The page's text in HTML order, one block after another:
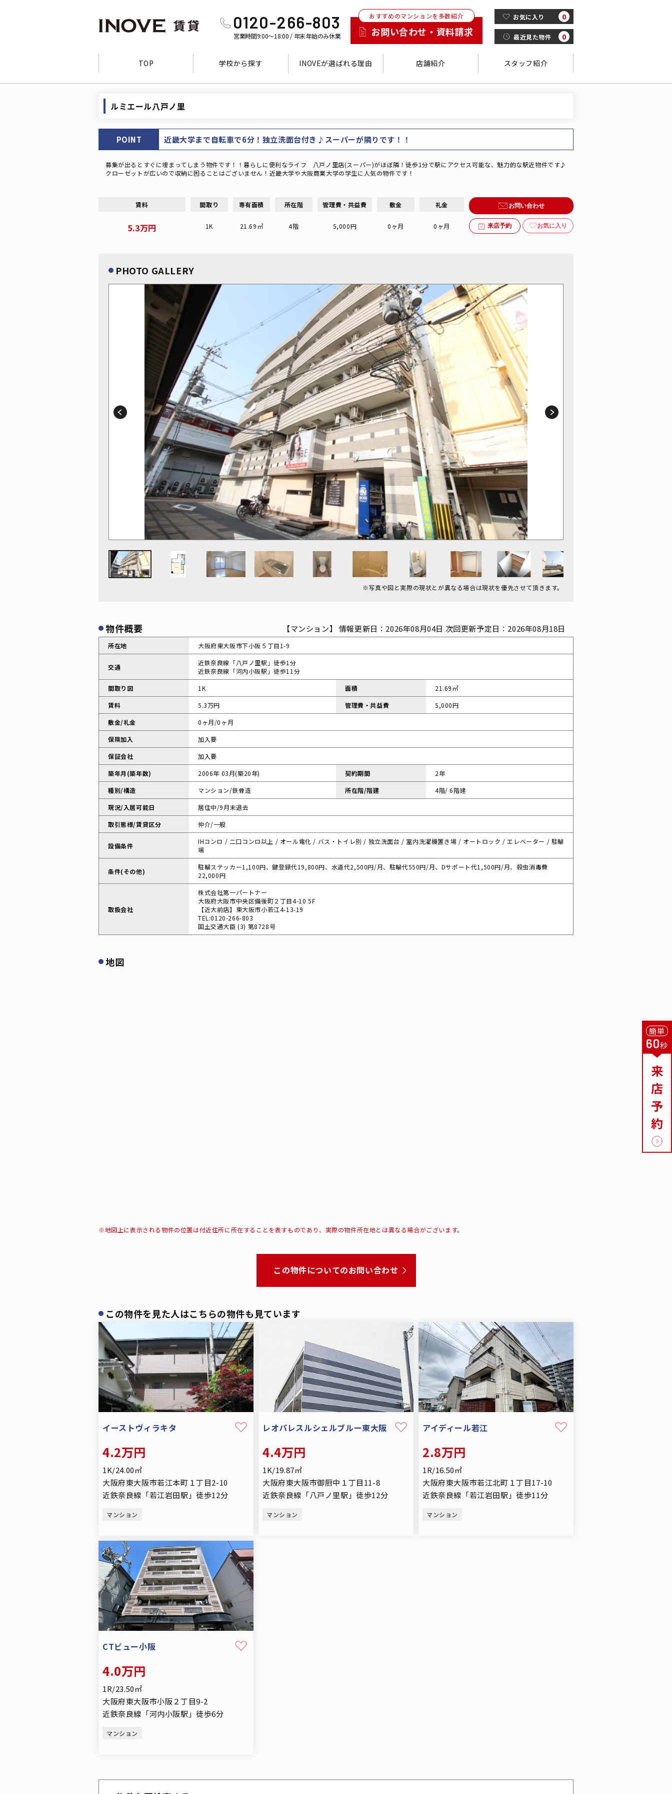
0120-266-803
営業時間9:00～18:00 / 年末年始のみ休業
おすすめのマンションを多数紹介
お問い合わせ・資料請求
お気に入り 0
最近見た物件 0
TOP 学校から探す INOVEが選ばれる理由 店舗紹介 スタッフ紹介
ルミエール八戸ノ里
POINT 近畿大学まで自転車で6分！独立洗面台付き♪スーパーが隣りです！！
募集が出るとすぐに埋まってしまう物件です！！暮らしに便利なライフ 八戸ノ里店(スーパー)がほぼ隣！徒歩1分で駅にアクセス可能な、魅力的な駅近物件です♪
クローゼットが広いので収納に困ることはございません！近畿大学や大阪商業大学の学生に人気の物件です！
賃料
5.3万円
間取り
1K
専有面積
21.69㎡
所在階
4階
管理費・共益費
5,000円
敷金
0ヶ月
礼金
0ヶ月
お問い合わせ
来店予約 お気に入り
PHOTO GALLERY
※写真や図と実際の現状とが異なる場合は現状を優先させて頂きます。
物件概要 【マンション】 情報更新日：2026年08月04日 次回更新予定日：2026年08月18日
所在地 大阪府東大阪市下小阪５丁目1-9
交通
近鉄奈良線「八戸ノ里駅」徒歩1分
近鉄奈良線「河内小阪駅」徒歩11分
間取り図
1K 面積
21.69㎡
賃料
5.3万円 管理費・共益費
5,000円
敷金/礼金
0ヶ月/0ヶ月
保険加入
加入要
保証会社
加入要
築年月(築年数)
2006年 03月(築20年) 契約期間
2年
種別/構造
マンション/鉄骨造 所在階/階建
4階/ 6階建
現況/入居可能日
居住中/9月末退去
取引態様/賃貸区分
仲介/一般
設備条件
IHコンロ / 二口コンロ以上 / オール電化 / バス・トイレ別 / 独立洗面台 / 室内洗濯機置き場 / オートロック / エレベーター / 駐輪
場
条件(その他)
駐輪ステッカー1,100円、鍵登録代19,800円、水道代2,500円/月、駐輪代550円/月、Dサポート代1,500円/月、殺虫消毒費
22,000円
取扱会社
株式会社第一パートナー
大阪府大阪市中央区備後町２丁目4-10 5F
【近大前店】東大阪市小若江4-13-19
TEL:0120-266-803
国土交通大臣 (3) 第8728号
地図
※地図上に表示される物件の位置は付近住所に所在することを表すものであり、実際の物件所在地とは異なる場合がございます。
この物件についてのお問い合わせ
この物件を見た人はこちらの物件も見ています
イーストヴィラキタ
4.2万円
1K/24.00㎡
大阪府東大阪市若江本町１丁目2-10
近鉄奈良線「若江岩田駅」徒歩12分
マンション
レオパレスルシェルブルー東大阪
4.4万円
1K/19.87㎡
大阪府東大阪市御厨中１丁目11-8
近鉄奈良線「八戸ノ里駅」徒歩12分
マンション
アイディール若江
2.8万円
1R/16.50㎡
大阪府東大阪市若江北町１丁目17-10
近鉄奈良線「若江岩田駅」徒歩11分
マンション
CTビュー小阪
4.0万円
1R/23.50㎡
大阪府東大阪市小阪２丁目9-2
近鉄奈良線「河内小阪駅」徒歩6分
マンション
簡単
60秒
来
店
予
約